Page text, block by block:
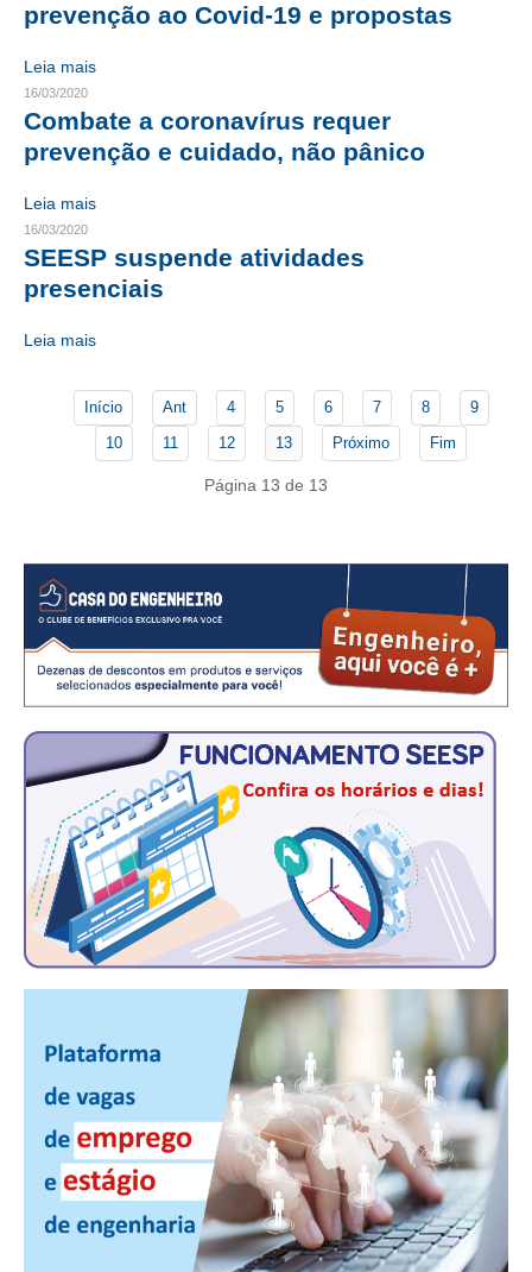
CURSOS
ENGENHEIRO EMPREENDEDOR
BENEFÍCIOS
APOSENTADORIA
CONVÊNIOS
PLANO DE SAÚDE
CAMPANHAS SALARIAIS
PALAVRA DO MURILO
CONTEÚDO ESPECIAL
JORNAL DO ENGENHEIRO
AGENDA
SEESP NOTÍCIAS
NOTÍCIAS NO WHATSAPP
PUBLICAÇÕES
MANUAL DE REDAÇÃO
RELEASES
prevenção ao Covid-19 e propostas
Leia mais
16/03/2020
Combate a coronavírus requer
prevenção e cuidado, não pânico
Leia mais
16/03/2020
SEESP suspende atividades
presenciais
Leia mais
Início Ant 4 5 6 7 8
9
10
11 12 13 Próximo Fim
Página 13 de 13